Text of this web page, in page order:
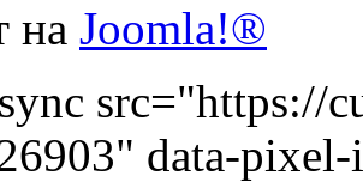
на Joomla!®
src="https://
data-